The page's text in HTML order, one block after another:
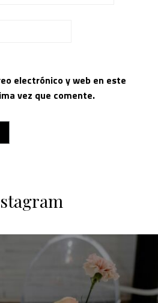
electrónico y web en este
vez que comente.